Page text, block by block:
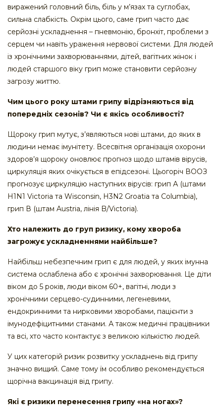
виражений головний біль, біль у м’язах та суглобах,
сильна слабкість. Окрім цього, саме грип часто дає
серйозні ускладнення – пневмонію, бронхіт, проблеми з
серцем чи навіть ураження нервової системи. Для людей
із хронічними захворюваннями, дітей, вагітних жінок і
людей старшого віку грип може становити серйозну
загрозу життю.
Чим цього року штами грипу відрізняються від
попередніх сезонів? Чи є якісь особливості?
Щороку грип мутує, з’являються нові штами, до яких в
людини немає імунітету. Всесвітня організація охорони
здоров’я щороку оновлює прогноз щодо штамів вірусів,
циркуляція яких очікується в епідсезоні. Цьогоріч ВООЗ
прогнозує циркуляцію наступних вірусів: грип А (штами
H1N1 Victoria та Wisconsin, H3N2 Groatia та Columbia),
грип В (штам Austria, лінія B/Victoria).
Хто належить до груп ризику, кому хвороба
загрожує ускладненнями найбільше?
Найбільш небезпечним грип є для людей, у яких імунна
система ослаблена або є хронічні захворювання. Це діти
віком до 5 років, люди віком 60+, вагітні, люди з
хронічними серцево-судинними, легеневими,
ендокринними та нирковими хворобами, пацієнти з
імунодефіцитними станами. А також медичні працівники
та всі, хто часто контактує з великою кількістю людей.
У цих категорій ризик розвитку ускладнень від грипу
значно вищий. Саме тому їм особливо рекомендується
щорічна вакцинація від грипу.
Які є ризики перенесення грипу «на ногах»?